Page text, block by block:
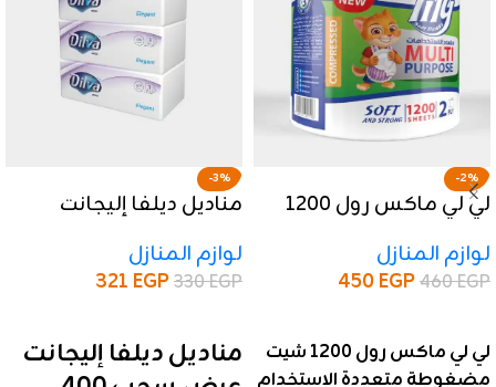
-2%
لي لي ماكس رول 1200
الاستخدام
لوازم المنازل
460EGP
450EGP
لي لي ماكس رول 1200 شيت
مضغوطة متعددة الاستخدام
-3%
مناديل ديلفا إليجانت
لوازم المنازل
330EGP
321 EGP
مناديل ديلفا إليجانت